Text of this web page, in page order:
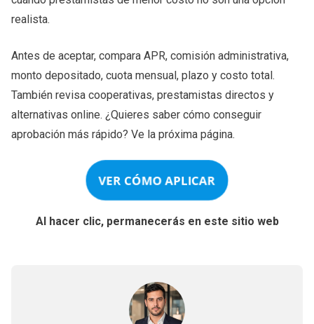
realista.
Antes de aceptar, compara APR, comisión administrativa,
monto depositado, cuota mensual, plazo y costo total.
También revisa cooperativas, prestamistas directos y
alternativas online. ¿Quieres saber cómo conseguir
aprobación más rápido? Ve la próxima página.
VER CÓMO APLICAR
Al hacer clic, permanecerás en este sitio web